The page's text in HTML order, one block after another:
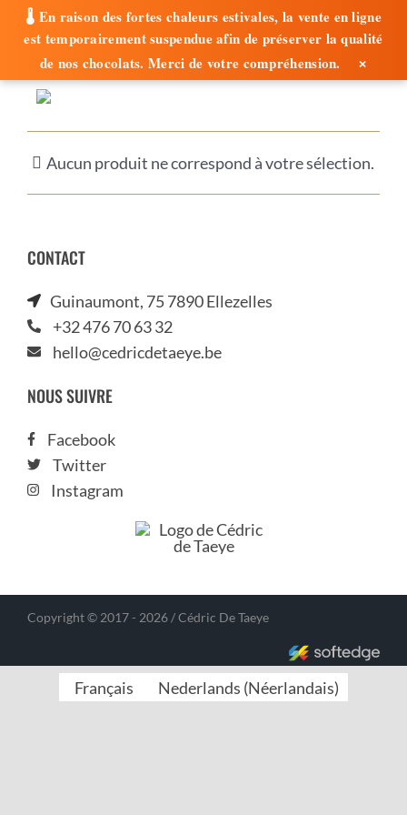
🌡️ En raison des fortes chaleurs estivales, la vente en ligne
est temporairement suspendue afin de préserver la qualité
de nos chocolats. Merci de votre compréhension.
×
Passer
Aucun produit ne correspond à votre sélection.
CONTACT
Guinaumont, 75 7890 Ellezelles
+32 476 70 63 32
hello@cedricdetaeye.be
NOUS SUIVRE
Facebook
Twitter
Instagram
Copyright © 2017 - 2026 / Cédric De Taeye
Français Nederlands (Néerlandais)